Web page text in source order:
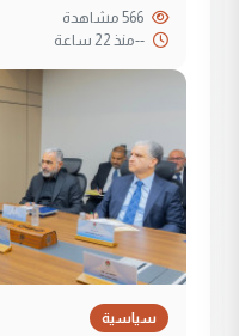
--منذ 22 ساعة
سياسية